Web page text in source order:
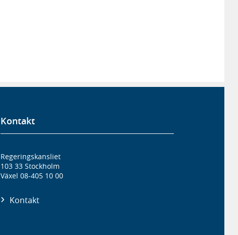
Kontakt
Regeringskansliet
103 33 Stockholm
Växel 08-405 10 00
Kontakt